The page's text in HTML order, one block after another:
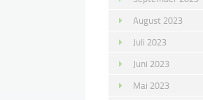
August 2023
Juli 2023
Juni 2023
Mai 2023